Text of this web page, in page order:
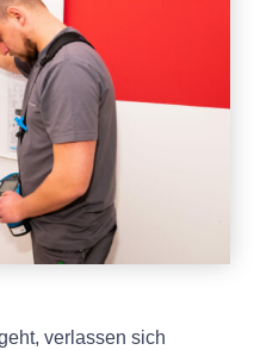
verlassen sich